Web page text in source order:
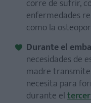
corre de sufrir,
enfermedades
como la
Durante el
necesidades de
madre
necesita para
durante el